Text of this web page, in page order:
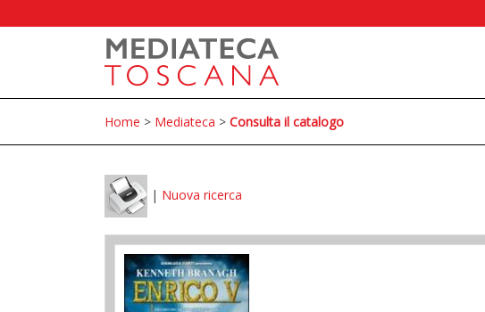
Home > Mediateca > Consulta il catalogo
| Nuova ricerca